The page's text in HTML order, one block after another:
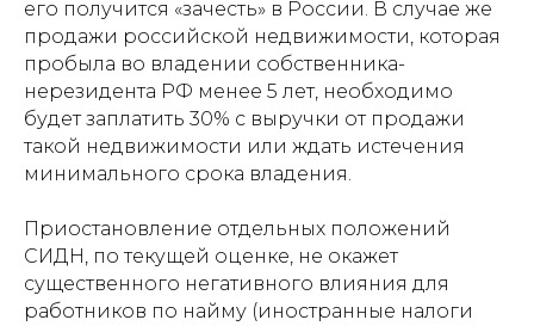
его получится «зачесть» в России. В случае же
продажи российской недвижимости, которая
пробыла во владении собственника-
нерезидента РФ менее 5 лет, необходимо
будет заплатить 30% с выручки от продажи
такой недвижимости или ждать истечения
минимального срока владения.
Приостановление отдельных положений
СИДН, по текущей оценке, не окажет
существенного негативного влияния для
работников по найму (иностранные налоги